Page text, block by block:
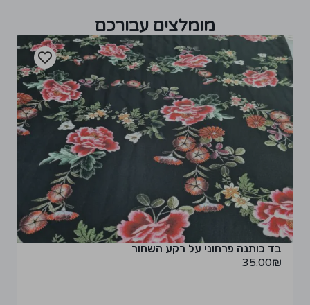
מומלצים עבורכם
בד כותנה פרחוני על רקע השחור
35.00₪